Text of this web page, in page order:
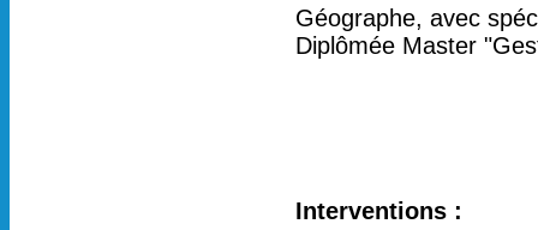
Géographe, avec
Diplômée Master
Interventions :